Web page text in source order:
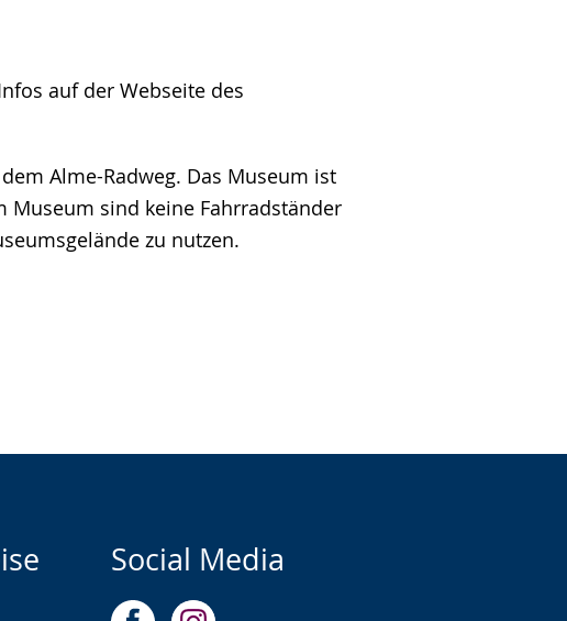
auf der Webseite des
Alme-Radweg. Das Museum ist
sind keine Fahrradständer
zu nutzen.
Social Media